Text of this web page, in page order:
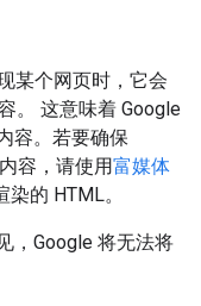
某个网页时，它会
。 这意味着 Google
容。若要确保
容，请使用富媒体
染的 HTML。
，Google 将无法将